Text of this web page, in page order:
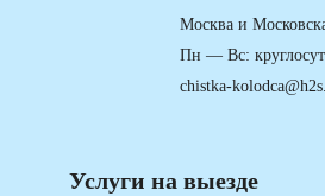
Услуги на выезде
Москва и
Пн — Вс:
chistka-